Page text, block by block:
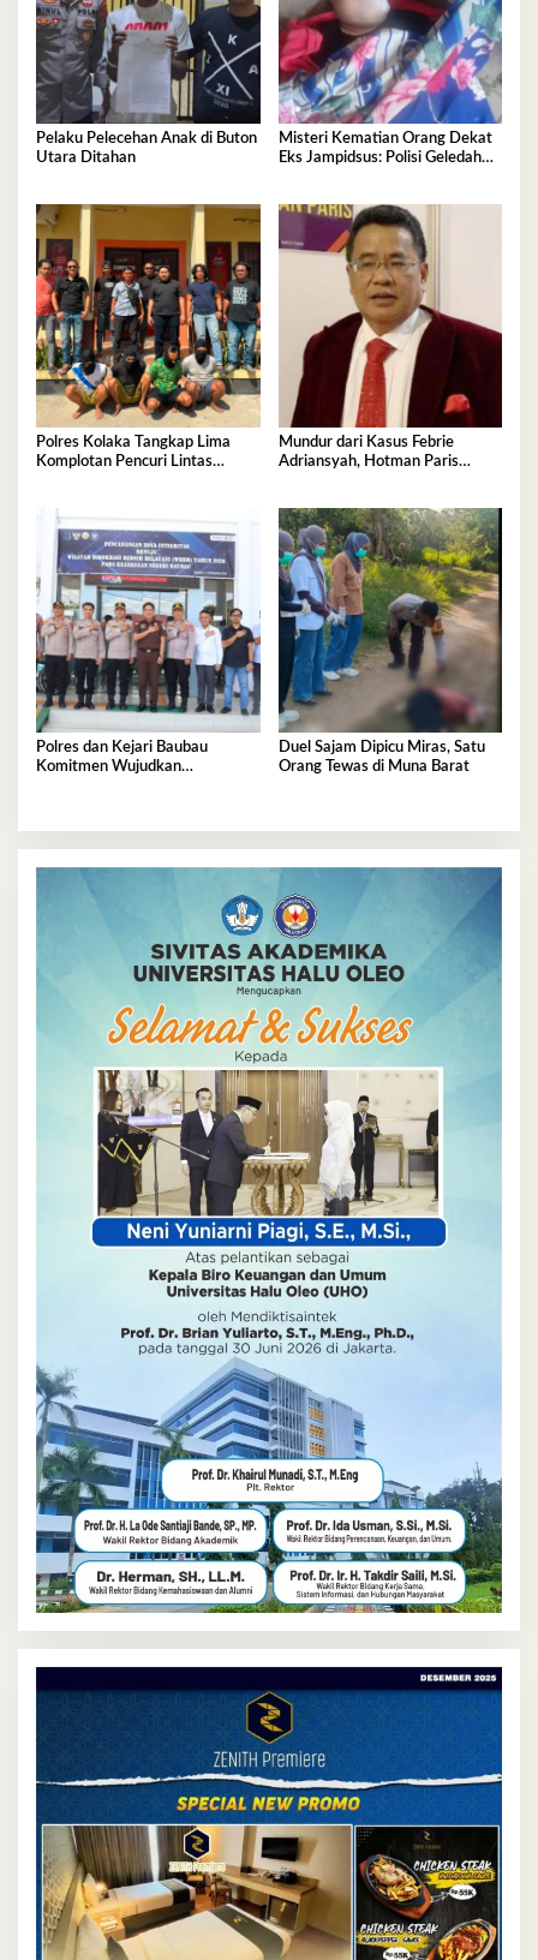
Pelaku Pelecehan Anak di Buton
Utara Ditahan
Misteri Kematian Orang Dekat
Eks Jampidsus: Polisi Geledah
Polres Kolaka Tangkap Lima
Komplotan Pencuri Lintas
Mundur dari Kasus Febrie
Adriansyah, Hotman Paris
Polres dan Kejari Baubau
Komitmen Wujudkan
Duel Sajam Dipicu Miras, Satu
Orang Tewas di Muna Barat